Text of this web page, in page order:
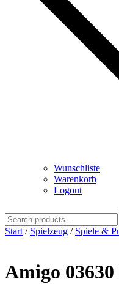
Wunschliste
Warenkorb
Logout
for:
Start / Spielzeug / Spiele &
Amigo